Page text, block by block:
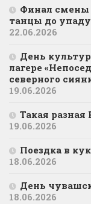
Финал смены
танцы до
22.06.2026
День
лагере
северного
19.06.2026
Такая разная
19.06.2026
Поездка в
18.06.2026
День
18.06.2026